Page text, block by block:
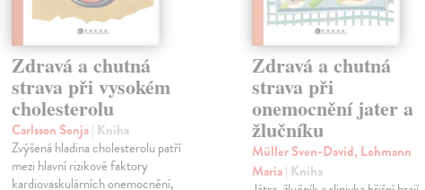
Zdravá a chutná
strava při vysokém
cholesterolu
Carlsson Sonja| Kniha
Zvýšená hladina cholesterolu patří
mezi hlavní rizikové faktory
kardiovaskulárních onemocnění,
Zdravá a chutná
strava při
onemocnění jater a
žlučníku
Müller Sven-David, Lohmann
Maria| Kniha